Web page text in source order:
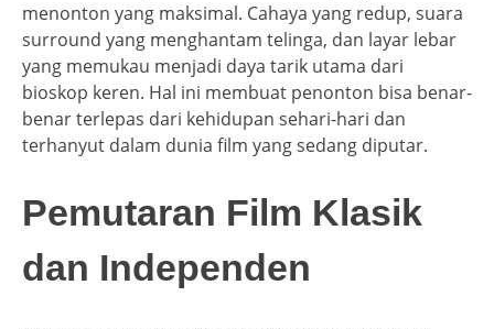
menonton yang maksimal. Cahaya yang redup, suara
surround yang menghantam telinga, dan layar lebar
yang memukau menjadi daya tarik utama dari
bioskop keren. Hal ini membuat penonton bisa benar-
benar terlepas dari kehidupan sehari-hari dan
terhanyut dalam dunia film yang sedang diputar.
Pemutaran Film Klasik
dan Independen